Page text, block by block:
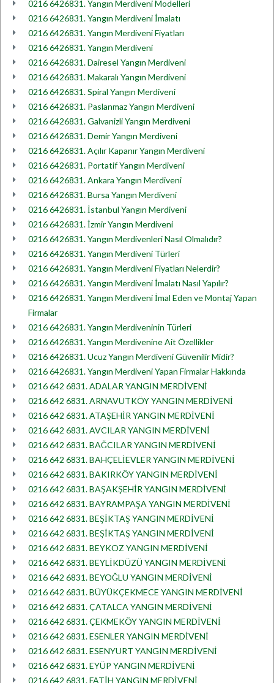
0216 6426831. Yangın Merdiveni Modelleri
0216 6426831. Yangın Merdiveni İmalatı
0216 6426831. Yangın Merdiveni Fiyatları
0216 6426831. Yangın Merdiveni
0216 6426831. Dairesel Yangın Merdiveni
0216 6426831. Makaralı Yangın Merdiveni
0216 6426831. Spiral Yangın Merdiveni
0216 6426831. Paslanmaz Yangın Merdiveni
0216 6426831. Galvanizli Yangın Merdiveni
0216 6426831. Demir Yangın Merdiveni
0216 6426831. Açılır Kapanır Yangın Merdiveni
0216 6426831. Portatif Yangın Merdiveni
0216 6426831. Ankara Yangın Merdiveni
0216 6426831. Bursa Yangın Merdiveni
0216 6426831. İstanbul Yangın Merdiveni
0216 6426831. İzmir Yangın Merdiveni
0216 6426831. Yangın Merdivenleri Nasıl Olmalıdır?
0216 6426831. Yangın Merdiveni Türleri
0216 6426831. Yangın Merdiveni Fiyatları Nelerdir?
0216 6426831. Yangın Merdiveni İmalatı Nasıl Yapılır?
0216 6426831. Yangın Merdiveni İmal Eden ve Montaj Yapan
Firmalar
0216 6426831. Yangın Merdiveninin Türleri
0216 6426831. Yangın Merdivenine Ait Özellikler
0216 6426831. Ucuz Yangın Merdiveni Güvenilir Midir?
0216 6426831. Yangın Merdiveni Yapan Firmalar Hakkında
0216 642 6831. ADALAR YANGIN MERDİVENİ
0216 642 6831. ARNAVUTKÖY YANGIN MERDİVENİ
0216 642 6831. ATAŞEHİR YANGIN MERDİVENİ
0216 642 6831. AVCILAR YANGIN MERDİVENİ
0216 642 6831. BAĞCILAR YANGIN MERDİVENİ
0216 642 6831. BAHÇELİEVLER YANGIN MERDİVENİ
0216 642 6831. BAKIRKÖY YANGIN MERDİVENİ
0216 642 6831. BAŞAKŞEHİR YANGIN MERDİVENİ
0216 642 6831. BAYRAMPAŞA YANGIN MERDİVENİ
0216 642 6831. BEŞİKTAŞ YANGIN MERDİVENİ
0216 642 6831. BEŞİKTAŞ YANGIN MERDİVENİ
0216 642 6831. BEYKOZ YANGIN MERDİVENİ
0216 642 6831. BEYLİKDÜZÜ YANGIN MERDİVENİ
0216 642 6831. BEYOĞLU YANGIN MERDİVENİ
0216 642 6831. BÜYÜKÇEKMECE YANGIN MERDİVENİ
0216 642 6831. ÇATALCA YANGIN MERDİVENİ
0216 642 6831. ÇEKMEKÖY YANGIN MERDİVENİ
0216 642 6831. ESENLER YANGIN MERDİVENİ
0216 642 6831. ESENYURT YANGIN MERDİVENİ
0216 642 6831. EYÜP YANGIN MERDİVENİ
0216 642 6831. FATİH YANGIN MERDİVENİ